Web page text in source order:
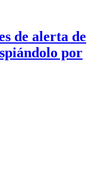
de alerta de
por